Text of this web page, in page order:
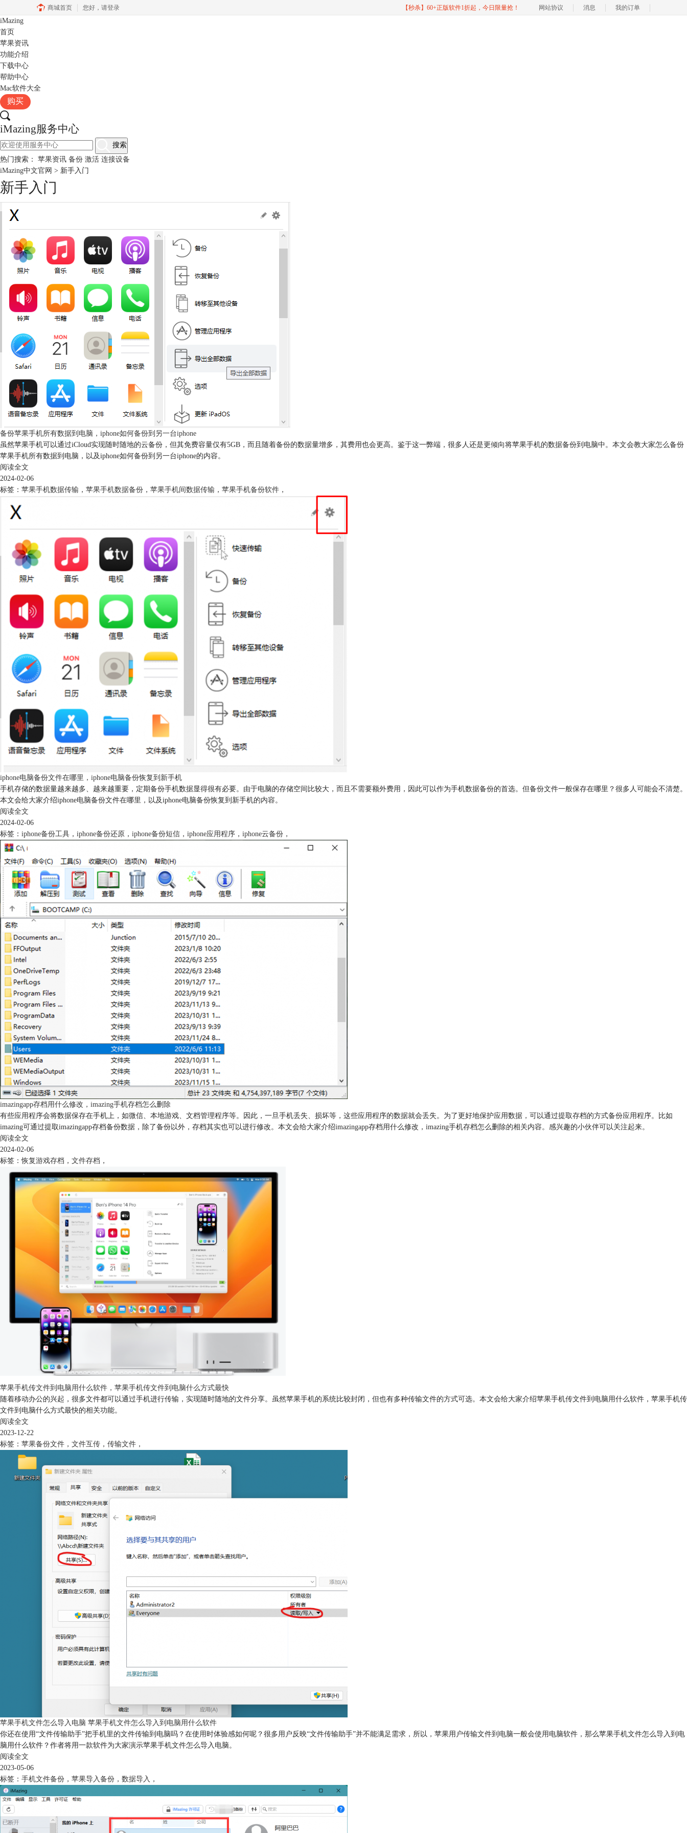
商城首页 您好， 请登录 【秒杀】60+正版软件1折起，今日限量抢！ 网站协议 消息 我的订单
iMazing
首页
苹果资讯
功能介绍
下载中心
帮助中心
Mac软件大全
购买
iMazing服务中心
搜索
热门搜索： 苹果资讯 备份 激活 连接设备
iMazing中文官网 > 新手入门
新手入门
备份苹果手机所有数据到电脑，iphone如何备份到另一台iphone
虽然苹果手机可以通过iCloud实现随时随地的云备份，但其免费容量仅有5GB，而且随着备份的数据量增多，其费用也会更高。鉴于这一弊端，很多人还是更倾向将苹果手机的数据备份到电脑中。本文会教大家怎么备份
苹果手机所有数据到电脑，以及iphone如何备份到另一台iphone的内容。
阅读全文
2024-02-06
标签： 苹果手机数据传输 ， 苹果手机数据备份 ， 苹果手机间数据传输 ， 苹果手机备份软件 ，
iphone电脑备份文件在哪里，iphone电脑备份恢复到新手机
手机存储的数据量越来越多、越来越重要，定期备份手机数据显得很有必要。由于电脑的存储空间比较大，而且不需要额外费用，因此可以作为手机数据备份的首选。但备份文件一般保存在哪里？很多人可能会不清楚。
本文会给大家介绍iphone电脑备份文件在哪里，以及iphone电脑备份恢复到新手机的内容。
阅读全文
2024-02-06
标签： iphone备份工具 ， iphone备份还原 ， iphone备份短信 ， iphone应用程序 ， iphone云备份 ，
imazingapp存档用什么修改，imazing手机存档怎么删除
有些应用程序会将数据保存在手机上，如微信、本地游戏、文档管理程序等。因此，一旦手机丢失、损坏等，这些应用程序的数据就会丢失。为了更好地保护应用数据，可以通过提取存档的方式备份应用程序。比如
imazing可通过提取imazingapp存档备份数据，除了备份以外，存档其实也可以进行修改。本文会给大家介绍imazingapp存档用什么修改，imazing手机存档怎么删除的相关内容。感兴趣的小伙伴可以关注起来。
阅读全文
2024-02-06
标签：恢复游戏存档 ， 文件存档 ，
苹果手机传文件到电脑用什么软件，苹果手机传文件到电脑什么方式最快
随着移动办公的兴起，很多文件都可以通过手机进行传输，实现随时随地的文件分享。虽然苹果手机的系统比较封闭，但也有多种传输文件的方式可选。本文会给大家介绍苹果手机传文件到电脑用什么软件，苹果手机传
文件到电脑什么方式最快的相关功能。
阅读全文
2023-12-22
标签： 苹果备份文件 ， 文件互传 ， 传输文件 ，
苹果手机文件怎么导入电脑 苹果手机文件怎么导入到电脑用什么软件
你还在使用“文件传输助手”把手机里的文件传输到电脑吗？在使用时体验感如何呢？很多用户反映“文件传输助手”并不能满足需求，所以，苹果用户传输文件到电脑一般会使用电脑软件，那么苹果手机文件怎么导入到电
脑用什么软件？作者将用一款软件为大家演示苹果手机文件怎么导入电脑。
阅读全文
2023-05-06
标签： 手机文件备份 ， 苹果导入备份 ， 数据导入 ，